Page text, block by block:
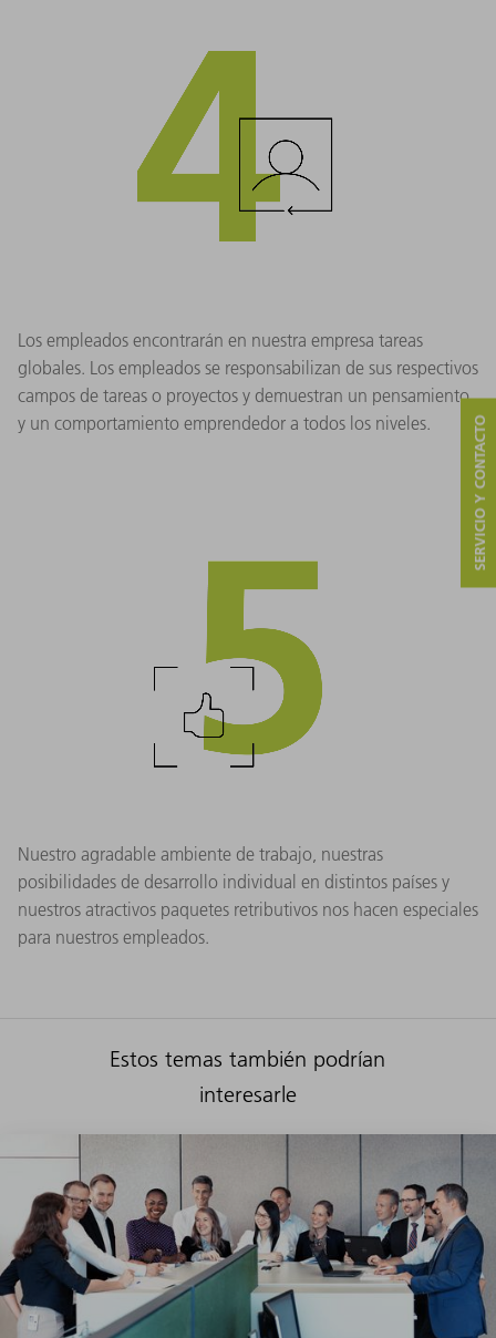
Los empleados encontrarán en nuestra empresa tareas
globales. Los empleados se responsabilizan de sus respectivos
campos de tareas o proyectos y demuestran un pensamiento
y un comportamiento emprendedor a todos los niveles.
Nuestro agradable ambiente de trabajo, nuestras
posibilidades de desarrollo individual en distintos países y
nuestros atractivos paquetes retributivos nos hacen especiales
para nuestros empleados.
Estos temas también podrían
interesarle
SERVICIO Y CONTACTO